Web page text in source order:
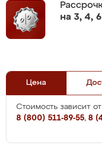
на 3, 4,
Цена
Стоимость зависит от
8 (800) 511-89-55, 8